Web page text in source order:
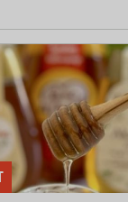
flesta
många har
test vi gjorde
i
bäst i test,
vattentäthet.